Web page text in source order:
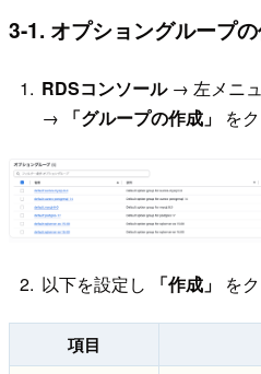
3-1. オプショングループ
RDSコンソール→ 左メニ
→
「グループの作成」 を
以下を設定し 「作成」 を
項目